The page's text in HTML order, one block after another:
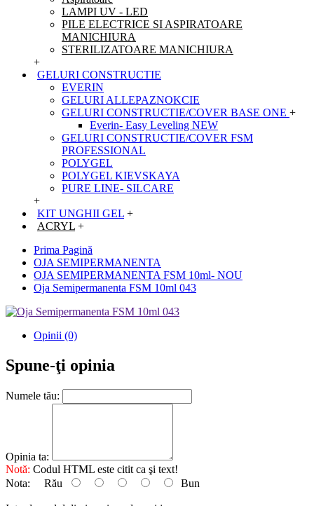
LAMPI UV - LED
PILE ELECTRICE SI ASPIRATOARE
MANICHIURA
STERILIZATOARE MANICHIURA
+
GELURI CONSTRUCTIE
EVERIN
GELURI ALLEPAZNOKCIE
GELURI CONSTRUCTIE/COVER BASE ONE +
Everin- Easy Leveling NEW
GELURI CONSTRUCTIE/COVER FSM
PROFESSIONAL
POLYGEL
POLYGEL KIEVSKAYA
PURE LINE- SILCARE
+
KIT UNGHII GEL +
ACRYL +
Prima Pagină
OJA SEMIPERMANENTA
OJA SEMIPERMANENTA FSM 10ml- NOU
Oja Semipermanenta FSM 10ml 043
Opinii (0)
Spune-ţi opinia
Numele tău:
Opinia ta:
Notă: Codul HTML este citit ca şi text!
Nota: Rău Bun